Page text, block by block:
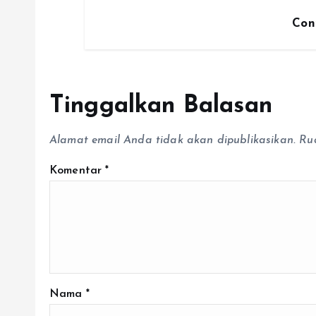
Tinggalkan Balasan
Alamat email Anda tidak akan dipublikasikan.
Komentar*
Nama *